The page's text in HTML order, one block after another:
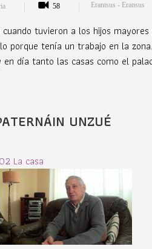
58 Erantsus - Eransus
tuvieron a los hijos
porque tenía un trabajo en la
día tanto las casas como el
UNZUÉ
02 La casa